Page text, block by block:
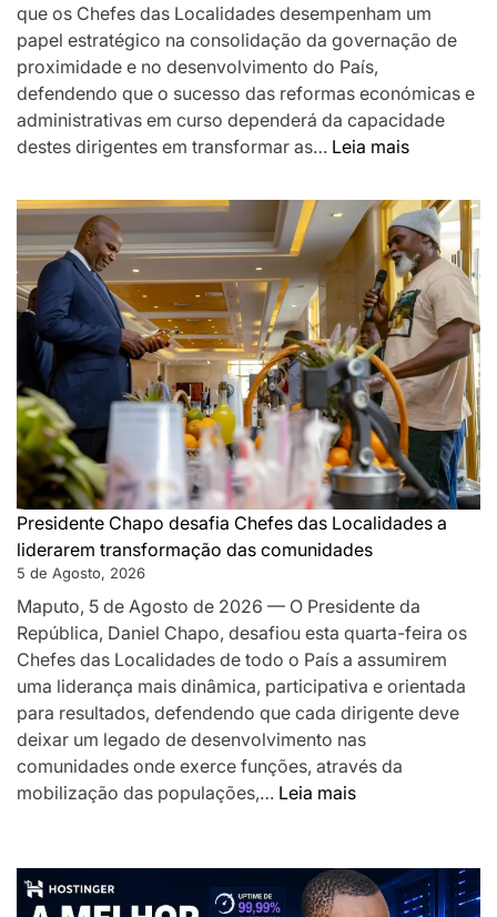
que os Chefes das Localidades desempenham um
papel estratégico na consolidação da governação de
proximidade e no desenvolvimento do País,
defendendo que o sucesso das reformas económicas e
administrativas em curso dependerá da capacidade
destes dirigentes em transformar as… Leia mais:
destaca
Chefes
das
como
pilar
da
de
e
desafia-
os
o
local
Presidente Chapo desafia Chefes das Localidades a
liderarem transformação das comunidades
5 de Agosto, 2026
Maputo, 5 de Agosto de 2026 — O Presidente da
República, Daniel Chapo, desafiou esta quarta-feira os
Chefes das Localidades de todo o País a assumirem
uma liderança mais dinâmica, participativa e orientada
para resultados, defendendo que cada dirigente deve
deixar um legado de desenvolvimento nas
comunidades onde exerce funções, através da
mobilização das populações,… Leia mais:
desafia
Chefes